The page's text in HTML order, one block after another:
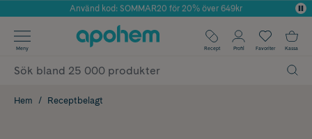
Årets Butik 2025 inom Skönhet
Använd kod: SOMMAR20 för 20% över 649kr
✓ Fri frakt
✓ Poäng på alla köp*
Meny Recept Profil Favoriter Kassa
Hem Receptbelagt